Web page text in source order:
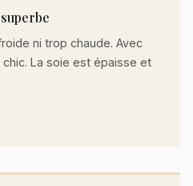
ni trop chaude. Avec
La soie est épaisse et